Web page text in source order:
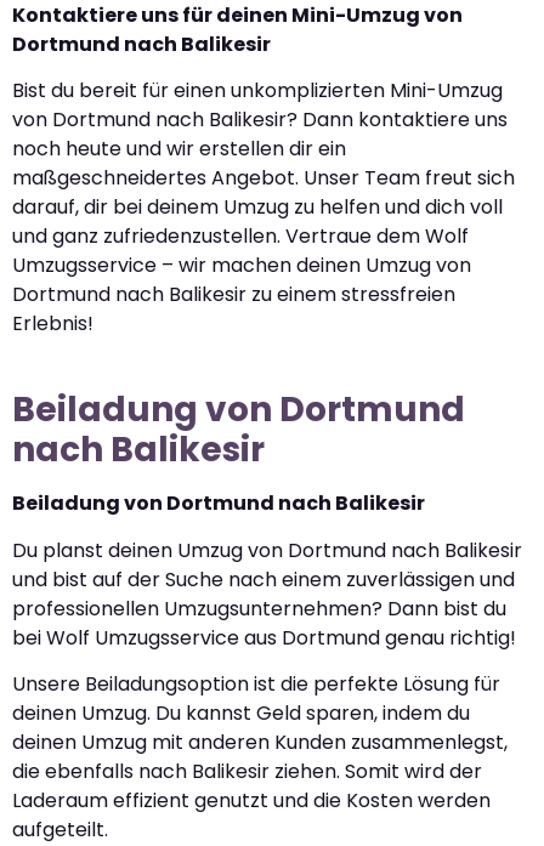
Kontaktiere uns für deinen Mini-Umzug von
Dortmund nach Balikesir
Bist du bereit für einen unkomplizierten Mini-Umzug
von Dortmund nach Balikesir? Dann kontaktiere uns
noch heute und wir erstellen dir ein
maßgeschneidertes Angebot. Unser Team freut sich
darauf, dir bei deinem Umzug zu helfen und dich voll
und ganz zufriedenzustellen. Vertraue dem Wolf
Umzugsservice – wir machen deinen Umzug von
Dortmund nach Balikesir zu einem stressfreien
Erlebnis!
Beiladung von Dortmund
nach Balikesir
Beiladung von Dortmund nach Balikesir
Du planst deinen Umzug von Dortmund nach Balikesir
und bist auf der Suche nach einem zuverlässigen und
professionellen Umzugsunternehmen? Dann bist du
bei Wolf Umzugsservice aus Dortmund genau richtig!
Unsere Beiladungsoption ist die perfekte Lösung für
deinen Umzug. Du kannst Geld sparen, indem du
deinen Umzug mit anderen Kunden zusammenlegst,
die ebenfalls nach Balikesir ziehen. Somit wird der
Laderaum effizient genutzt und die Kosten werden
aufgeteilt.